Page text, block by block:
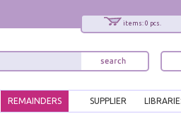
items: 0 pcs.
SUPPLIER
REMAINDERS